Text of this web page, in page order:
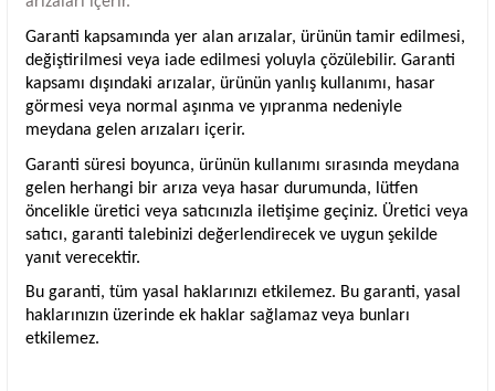
Garanti kapsamında yer alan arızalar, ürünün tamir edilmesi,
değiştirilmesi veya iade edilmesi yoluyla çözülebilir. Garanti
kapsamı dışındaki arızalar, ürünün yanlış kullanımı, hasar
görmesi veya normal aşınma ve yıpranma nedeniyle
meydana gelen arızaları içerir.
Garanti süresi boyunca, ürünün kullanımı sırasında meydana
gelen herhangi bir arıza veya hasar durumunda, lütfen
öncelikle üretici veya satıcınızla iletişime geçiniz. Üretici veya
satıcı, garanti talebinizi değerlendirecek ve uygun şekilde
yanıt verecektir.
Bu garanti, tüm yasal haklarınızı etkilemez. Bu garanti, yasal
haklarınızın üzerinde ek haklar sağlamaz veya bunları
etkilemez.